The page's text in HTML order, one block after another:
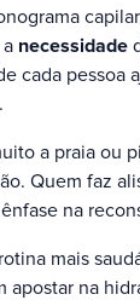
necessidade
cada pessoa
a praia ou
Quem faz
na
mais
apostar na